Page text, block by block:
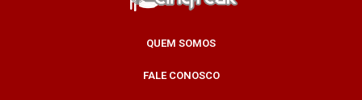
QUEM SOMOS
FALE CONOSCO